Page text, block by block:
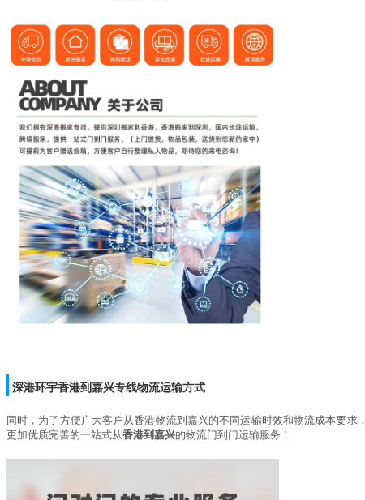
深港环宇香港到嘉兴专线物流运输方式
同时，为了方便广大客户从香港物流到嘉兴的不同运输时效和物流成本要求，
更加优质完善的一站式从香港到嘉兴的物流门到门运输服务！